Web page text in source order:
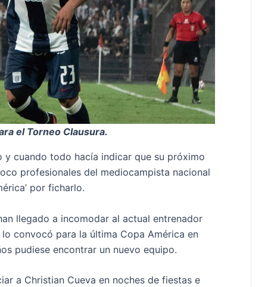
el Torneo Clausura.
cuando todo hacía indicar que su próximo
profesionales del mediocampista nacional
por ficharlo.
llegado a incomodar al actual entrenador
convocó para la última Copa América en
pudiese encontrar un nuevo equipo.
a Christian Cueva en noches de fiestas e